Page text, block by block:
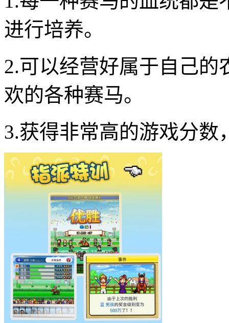
进行培养。
2.可以经营好属于自己
欢的各种赛马。
3.获得非常高的游戏分数